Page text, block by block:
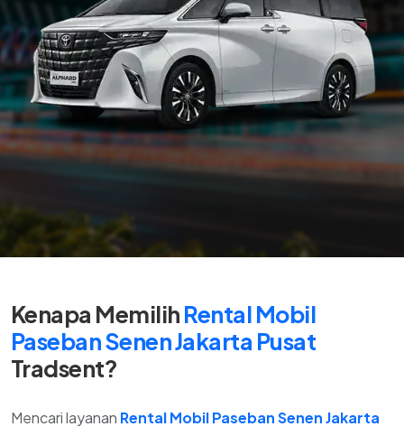
Kenapa MemilihRental Mobil
Paseban Senen Jakarta Pusat
Tradsent?
Mencari layanan Rental Mobil Paseban Senen Jakarta